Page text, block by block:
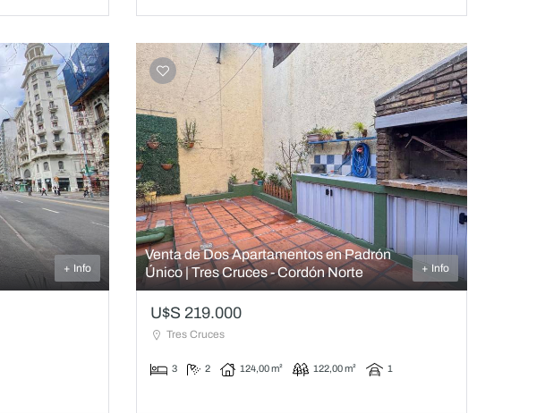
+ Info
Venta de Dos Apartamentos en Padrón
Único | Tres Cruces - Cordón Norte
+ Info
U$S 219.000
Tres Cruces
3 2 124,00 m² 122,00 m² 1